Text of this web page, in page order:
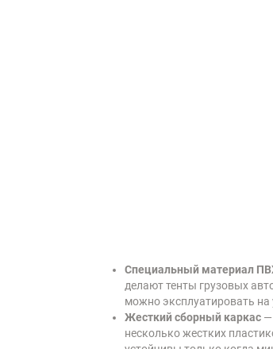
Специальный материал
делают тенты грузовых
можно эксплуатировать на
Жесткий сборный каркас —
несколько жестких